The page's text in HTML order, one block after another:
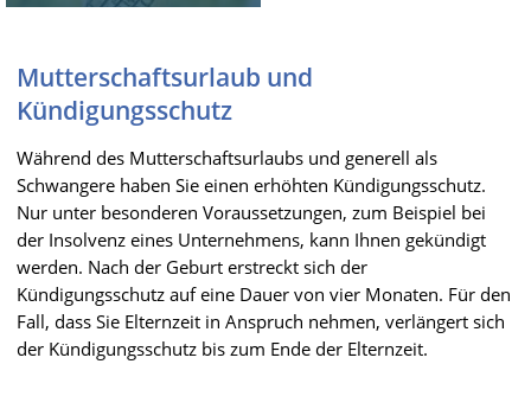
Mutterschaftsurlaub und
Kündigungsschutz
Während des Mutterschaftsurlaubs und generell als
Schwangere haben Sie einen erhöhten Kündigungsschutz.
Nur unter besonderen Voraussetzungen, zum Beispiel bei
der Insolvenz eines Unternehmens, kann Ihnen gekündigt
werden. Nach der Geburt erstreckt sich der
Kündigungsschutz auf eine Dauer von vier Monaten. Für den
Fall, dass Sie Elternzeit in Anspruch nehmen, verlängert sich
der Kündigungsschutz bis zum Ende der Elternzeit.